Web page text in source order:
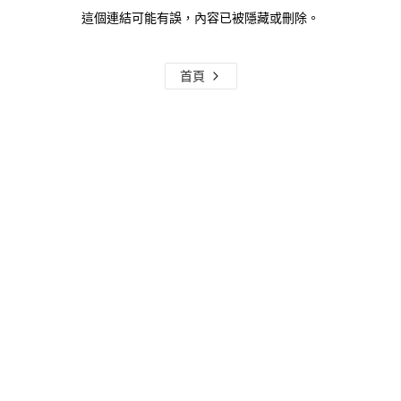
這個連結可能有誤，內容已被隱藏或刪除。
首頁